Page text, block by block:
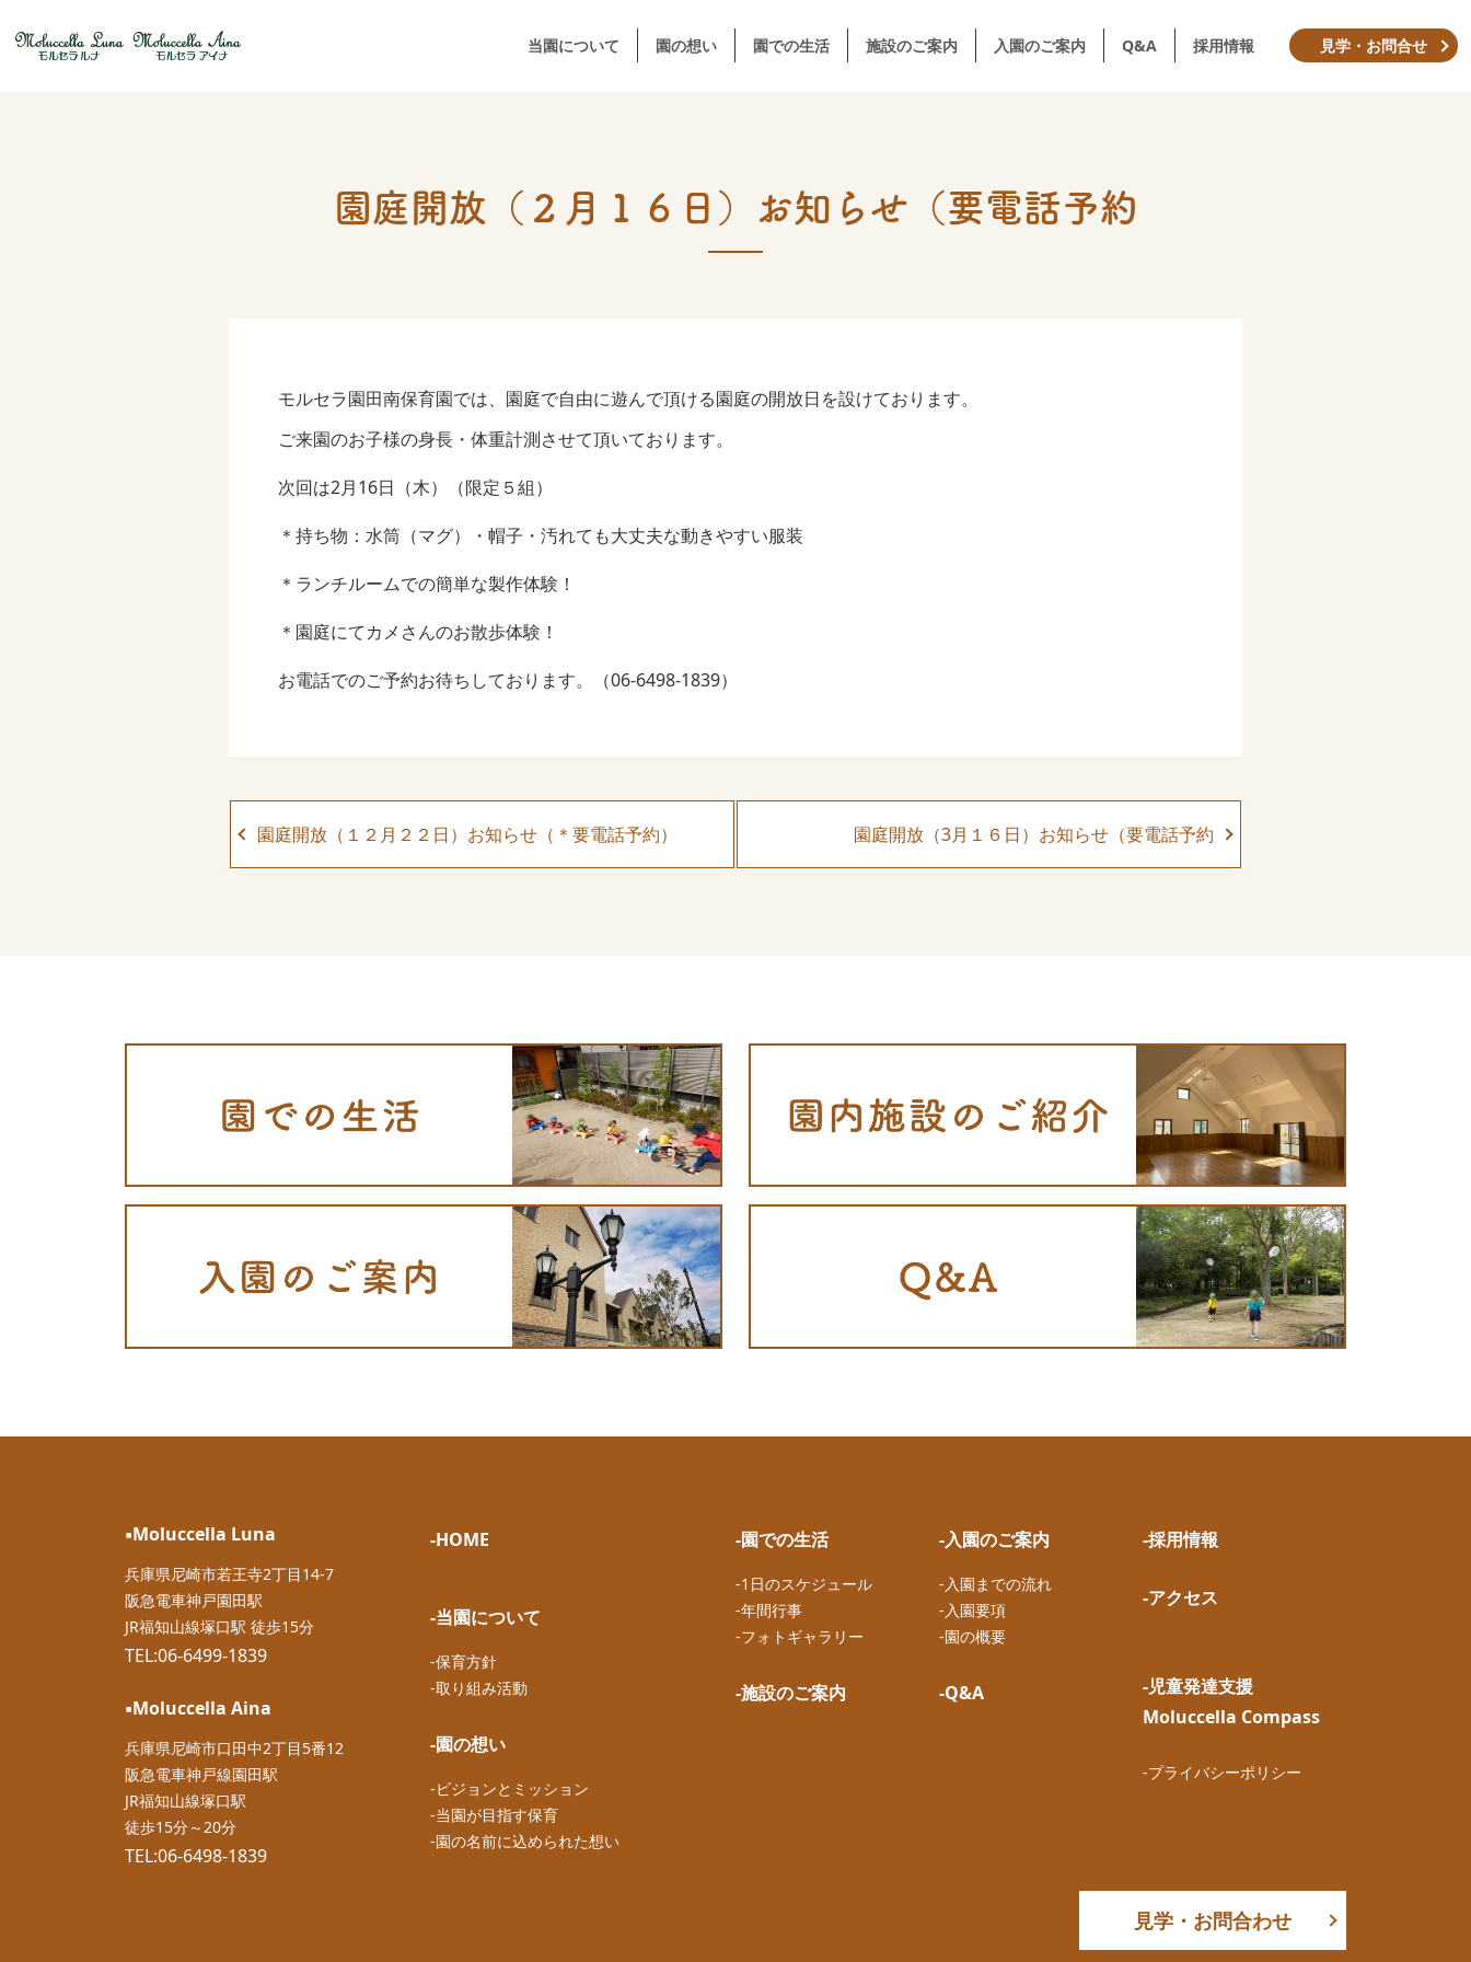
当園について 園の想い 園での生活 施設のご案内 入園のご案内 Q&A 採用情報 見学・お問合せ
園庭開放（２月１６日）お知らせ（要電話予約
モルセラ園田南保育園では、園庭で自由に遊んで頂ける園庭の開放日を設けております。
ご来園のお子様の身長・体重計測させて頂いております。
次回は2月16日（木）（限定５組）
＊持ち物：水筒（マグ）・帽子・汚れても大丈夫な動きやすい服装
＊ランチルームでの簡単な製作体験！
＊園庭にてカメさんのお散歩体験！
お電話でのご予約お待ちしております。（06-6498-1839）
園庭開放（１２月２２日）お知らせ（＊要電話予約） 園庭開放（3月１６日）お知らせ（要電話予約
▪︎Moluccella Luna
兵庫県尼崎市若王寺2丁目14-7
阪急電車神戸園田駅
JR福知山線塚口駅 徒歩15分
TEL:06-6499-1839
▪︎Moluccella Aina
兵庫県尼崎市口田中2丁目5番12
阪急電車神戸線園田駅
JR福知山線塚口駅
徒歩15分～20分
TEL:06-6498-1839
-HOME
-当園について
-保育方針
-取り組み活動
-園の想い
-ビジョンとミッション
-当園が目指す保育
-園の名前に込められた想い
-園での生活
-1日のスケジュール
-年間行事
-フォトギャラリー
-施設のご案内
-入園のご案内
-入園までの流れ
-入園要項
-園の概要
-Q&A
-採用情報
-アクセス
-児童発達支援
Moluccella Compass
-プライバシーポリシー
見学・お問合わせ